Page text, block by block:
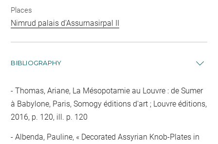
Places
Nimrud palais d'Assurnasirpal II
BIBLIOGRAPHY
Thomas, Ariane, La Mésopotamie au Louvre : de Sumer
à Babylone, Paris, Somogy éditions d'art ; Louvre éditions,
2016, p. 120, ill. p. 120
Albenda, Pauline, « Decorated Assyrian Knob-Plates in